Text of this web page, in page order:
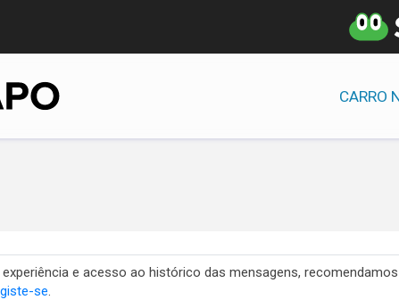
CARRO
e acesso ao histórico das mensagens,
se.